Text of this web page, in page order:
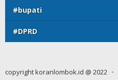
#bupati
#DPRD
copyright koranlombok.id @ 2022